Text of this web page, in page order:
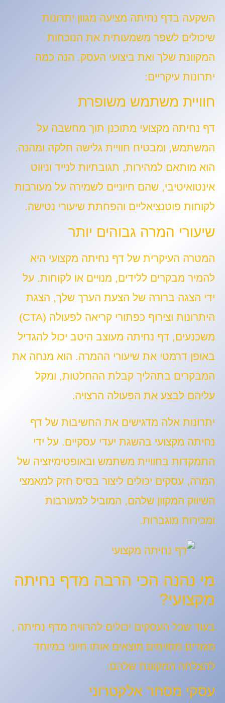
השקעה בדף נחיתה מציעה מגוון יתרונות
שיכולים לשפר משמעותית את הנוכחות
המקוונת שלך ואת ביצועי העסק. הנה כמה
יתרונות עיקריים:
חוויית משתמש משופרת
דף נחיתה מקצועי מתוכנן תוך מחשבה על
המשתמש, ומבטיח חוויית גלישה חלקה ומהנה.
הוא מותאם למהירות, תגובתיות לנייד וניווט
אינטואיטיבי, שהם חיוניים לשמירה על מעורבות
לקוחות פוטנציאליים והפחתת שיעורי נטישה.
שיעורי המרה גבוהים יותר
המטרה העיקרית של דף נחיתה מקצועי היא
להמיר מבקרים ללידים, מנויים או לקוחות. על
ידי הצגה ברורה של הצעת הערך שלך, הצגת
היתרונות וצירוף כפתורי קריאה לפעולה (CTA)
משכנעים, דף נחיתה מעוצב היטב יכול להגדיל
באופן דרמטי את שיעורי ההמרה. הוא מנחה את
המבקרים בתהליך קבלת ההחלטות, ומקל
עליהם לבצע את הפעולה הרצויה.
יתרונות אלה מדגישים את החשיבות של דף
נחיתה מקצועי בהשגת יעדי עסקיים. על ידי
התמקדות בחוויית משתמש ובאופטימיזציה של
המרה, עסקים יכולים ליצור בסיס חזק למאמצי
השיווק המקוון שלהם, המוביל למעורבות
ומכירות מוגברות.
מי נהנה הכי הרבה מדף נחיתה
מקצועי?
בעוד שכל העסקים יכולים להרוויח מדף נחיתה ,
מגזרים מסוימים מוצאים אותו חיוני במיוחד
להצלחה המקוונת שלהם:
עסקי מסחר אלקטרוני